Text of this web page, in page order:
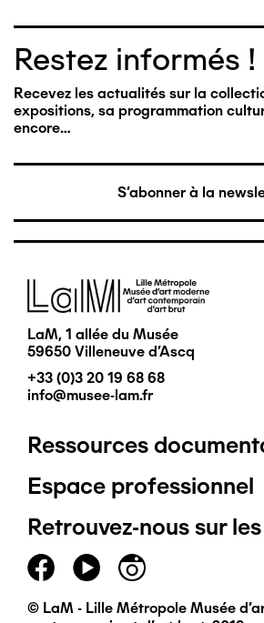
Restez informés !
Recevez les actualités sur la
expositions, sa programmation
encore…
S'abonner à la
Image
LaM, 1 allée du Musée
59650 Villeneuve d'Ascq
+33 (0)3 20 19 68 68
info@musee-lam.fr
Pied
de
page
principal
Ressources
Espace professionnel
Retrouvez-nous sur
© LaM - Lille Métropole Musée